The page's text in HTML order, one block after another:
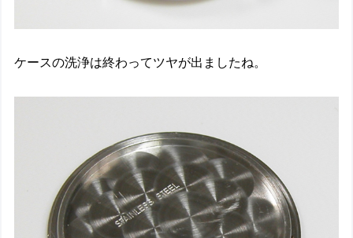
ケースの洗浄は終わってツヤが出ましたね。